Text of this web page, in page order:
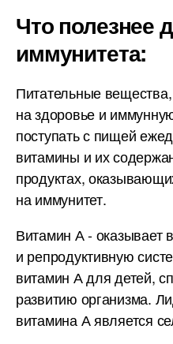
Что полезнее
иммунитета:
Питательные
на здоровье и
поступать с пищей
витамины и их
продуктах,
на иммунитет.
Витамин А - оказывает
и репродуктивную
витамин А для детей,
развитию организма.
витамина А является